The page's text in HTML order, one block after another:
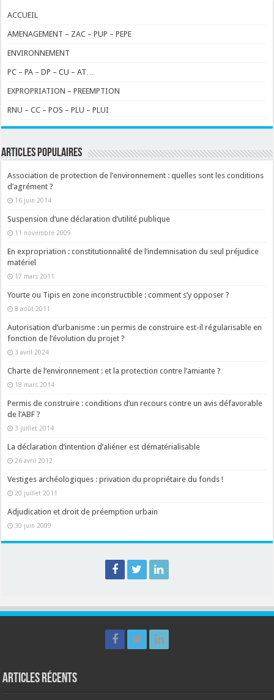
ACCUEIL
AMENAGEMENT – ZAC – PUP – PEPE
ENVIRONNEMENT
PC – PA – DP – CU – AT…
EXPROPRIATION – PREEMPTION
RNU – CC – POS – PLU – PLUI
ARTICLES POPULAIRES
Association de protection de l’environnement : quelles sont les conditions
d’agrément ?
16 juin 2014
Suspension d’une déclaration d’utilité publique
11 novembre 2009
En expropriation : constitutionnalité de l’indemnisation du seul préjudice
matériel
17 mars 2011
Yourte ou Tipis en zone inconstructible : comment s’y opposer ?
8 août 2011
Autorisation d’urbanisme : un permis de construire est-il régularisable en
fonction de l’évolution du projet ?
3 avril 2024
Charte de l’environnement : et la protection contre l’amiante ?
18 mars 2014
Permis de construire : conditions d’un recours contre un avis défavorable
de l’ABF ?
3 juillet 2014
La déclaration d’intention d’aliéner est dématérialisable
26 avril 2012
Vestiges archéologiques : privation du propriétaire du fonds !
20 juillet 2011
Adjudication et droit de préemption urbain
30 juin 2009
Articles récents